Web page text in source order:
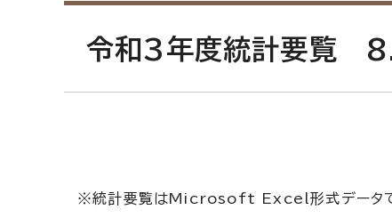
令和3年度統計要覧
※統計要覧はMicrosoft Excel形式データで